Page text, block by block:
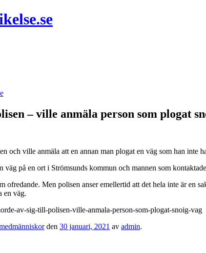
– ville anmäla person som plogat
och ville anmäla att en annan man plogat en väg som han inte
väg på en ort i Strömsunds kommun och mannen som
ofredande. Men polisen anser emellertid att det hela inte är
en väg.
av-sig-till-polisen-ville-anmala-person-som-plogat-snoig-vag
den 30 januari, 2021 av admin.